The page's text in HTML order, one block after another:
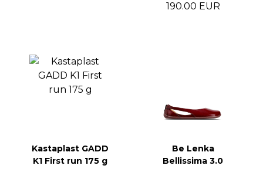
190.00 EUR
Kastaplast GADD
K1 First run 175 g
Be Lenka
Bellissima 3.0